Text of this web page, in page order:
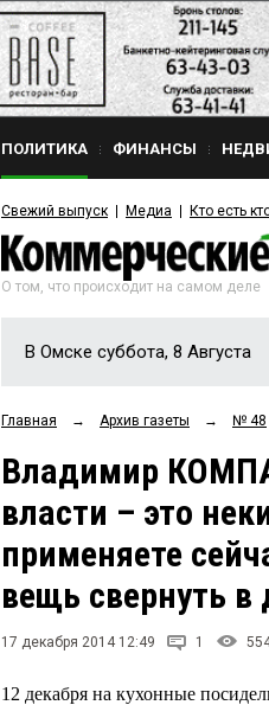
ПОЛИТИКА ФИНАНСЫ
Свежий выпуск Медиа Кто есть
О том, что происходит на самом деле
В Омске суббота, 8 Августа
Главная → Архив газеты → № 48
Владимир
власти – это
применяете
вещь свернуть в
17 декабря 2014 12:49 1
12 декабря на кухонные